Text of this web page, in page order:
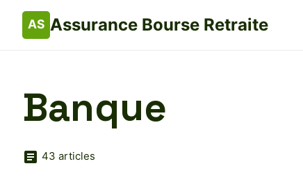
Assurance Bourse Retraite
Banque
43 articles